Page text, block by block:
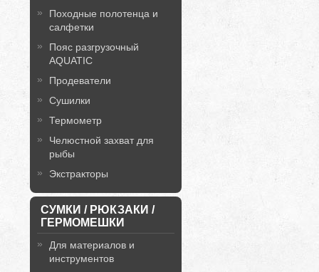
Походные полотенца и
салфетки
Пояс разгрузочный
AQUATIC
Продеватели
Сушилки
Термометр
Челюстной захват для
рыбы
Экстракторы
СУМКИ / РЮКЗАКИ /
ГЕРМОМЕШКИ
Для материалов и
инструментов